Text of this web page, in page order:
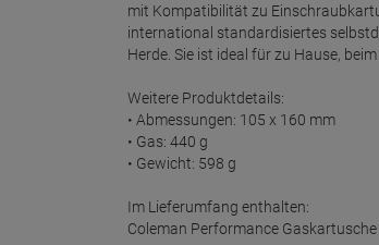
mit Kompatibilität zu
international standardisiertes
Herde. Sie ist ideal für zu Hause,
Weitere Produktdetails:
• Abmessungen: 105 x 160 mm
• Gas: 440 g
• Gewicht: 598 g
Im Lieferumfang enthalten:
Coleman Performance Gaskartusche